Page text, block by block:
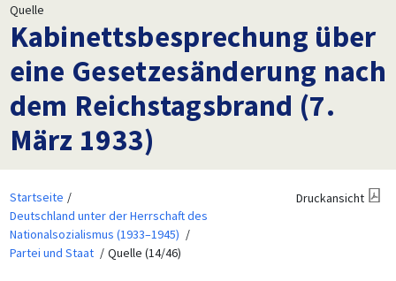
Quelle
Kabinettsbesprechung über
eine Gesetzesänderung nach
dem Reichstagsbrand (7.
März 1933)
Startseite
Deutschland unter der Herrschaft des
Nationalsozialismus (1933–1945)
Partei und Staat
Quelle (14/46)
Druckansicht